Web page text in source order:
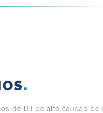
de DJ de alta calidad de